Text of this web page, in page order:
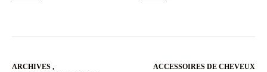
ARCHIVES ,
ACCESSOIRES DE CHEVEUX